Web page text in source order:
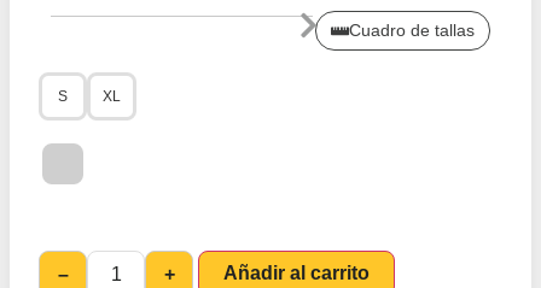
Cuadro de tallas
S XL
– + Añadir al carrito